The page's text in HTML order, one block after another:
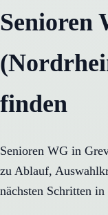
Senioren
finden
Senioren WG in
zu Ablauf,
nächsten Schritten